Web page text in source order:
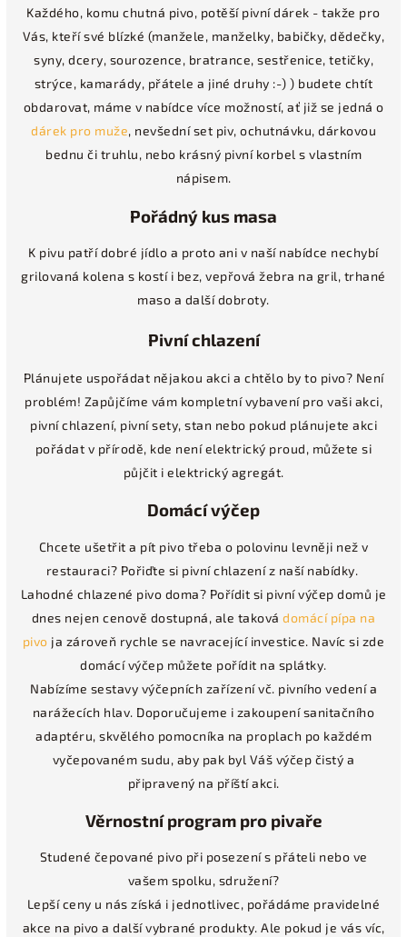
Každého, komu chutná pivo, potěší pivní dárek - takže pro
Vás, kteří své blízké (manžele, manželky, babičky, dědečky,
syny, dcery, sourozence, bratrance, sestřenice, tetičky,
strýce, kamarády, přátele a jiné druhy :-) ) budete chtít
obdarovat, máme v nabídce více možností, ať již se jedná o
dárek pro muže, nevšední set piv, ochutnávku, dárkovou
bednu či truhlu, nebo krásný pivní korbel s vlastním
nápisem.
Pořádný kus masa
K pivu patří dobré jídlo a proto ani v naší nabídce nechybí
grilovaná kolena s kostí i bez, vepřová žebra na gril, trhané
maso a další dobroty.
Pivní chlazení
Plánujete uspořádat nějakou akci a chtělo by to pivo? Není
problém! Zapůjčíme vám kompletní vybavení pro vaši akci,
pivní chlazení, pivní sety, stan nebo pokud plánujete akci
pořádat v přírodě, kde není elektrický proud, můžete si
půjčit i elektrický agregát.
Domácí výčep
Chcete ušetřit a pít pivo třeba o polovinu levněji než v
restauraci? Pořiďte si pivní chlazení z naší nabídky.
Lahodné chlazené pivo doma? Pořídit si pivní výčep domů je
dnes nejen cenově dostupná, ale takovádomácí pípa na
pivo ja zároveň rychle se navracející investice. Navíc si zde
domácí výčep můžete pořídit na splátky.
Nabízíme sestavy výčepních zařízení vč. pivního vedení a
narážecích hlav. Doporučujeme i zakoupení sanitačního
adaptéru, skvělého pomocníka na proplach po každém
vyčepovaném sudu, aby pak byl Váš výčep čistý a
připravený na příští akci.
Věrnostní program pro pivaře
Studené čepované pivo při posezení s přáteli nebo ve
vašem spolku, sdružení?
Lepší ceny u nás získá i jednotlivec, pořádáme pravidelné
akce na pivo a další vybrané produkty. Ale pokud je vás víc,